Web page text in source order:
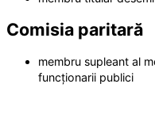
Comisia paritară
membru supleant al
funcționarii publici